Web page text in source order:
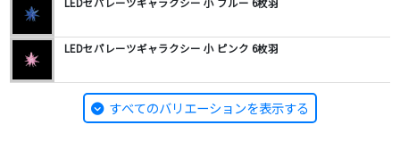
LEDセパレーツギャラクシー 小 ピンク 6枚羽
すべてのバリエーションを表示する